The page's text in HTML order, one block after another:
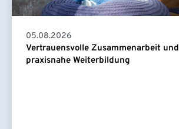
05.08.2026
Vertrauensvolle Zusammenarbeit und
praxisnahe Weiterbildung